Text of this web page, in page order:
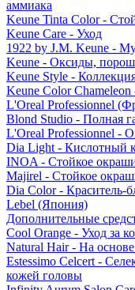
аммиака
Keune Tinta Color -
Keune Care - Уход
1922 by J.M. Keune -
Keune - Оксиды,
Keune Style -
Keune Color
L'Oreal Professionnel
Blond Studio - Полная
L'Oreal Professionnel -
Dia Light - Кислотный
INOA - Стойкое
Majirel - Стойкое
Dia Color - Краситель-
Lebel (Япония)
Дополнительные
Cool Orange - Уход за
Natural Hair - На
Estessimo Celcert -
кожей головы